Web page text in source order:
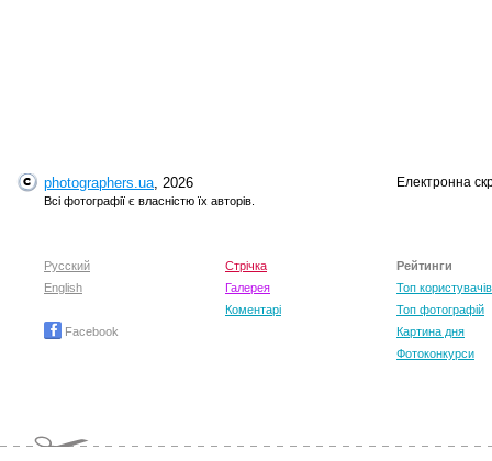
photographers.ua, 2026
Всі фотографії є власністю їх авторів.
Електронна
Русский
English
Facebook
Стрічка
Галерея
Коментарі
Рейтинги
Топ користувачів
Топ фотографій
Картина дня
Фотоконкурси